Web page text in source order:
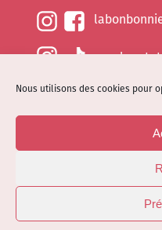
Nous utilisons des cookies pour
kloelicious_
Mentions légales
Politique de cookies
© Site web réalisé
Kloelicioustattoo tous